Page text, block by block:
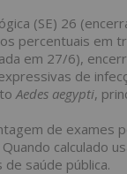
(SE) 26
percentuais em
em 27/6),
de
Aedes aegypti,
de exames
calculado
saúde pública.